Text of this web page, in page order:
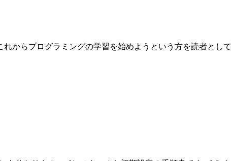
からプログラミングの学習を始めようという方を読者として